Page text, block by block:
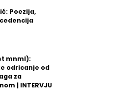
Poezija,
mnml):
odricanje od
za
| INTERVJU